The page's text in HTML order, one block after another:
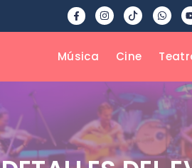
Música Cine